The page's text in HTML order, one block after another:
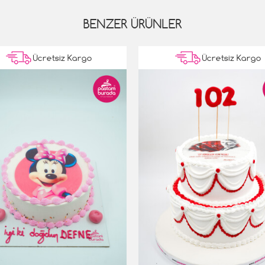
BENZER ÜRÜNLER
Ücretsiz Kargo Ücretsiz Kargo